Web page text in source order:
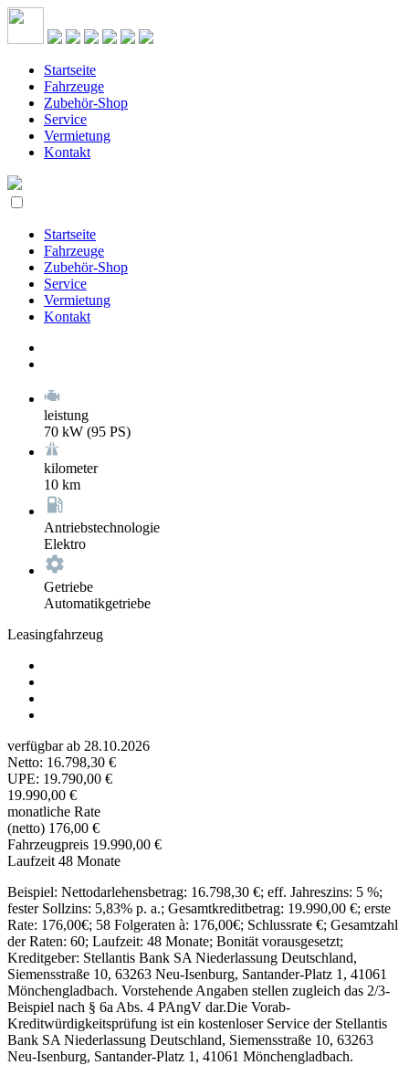
Startseite
Fahrzeuge
Zubehör-Shop
Service
Vermietung
Kontakt
Startseite
Fahrzeuge
Zubehör-Shop
Service
Vermietung
Kontakt
leistung
70 kW (95 PS)
kilometer
10 km
Antriebstechnologie
Elektro
Getriebe
Automatikgetriebe
Leasingfahrzeug
verfügbar ab 28.10.2026
Netto: 16.798,30 €
UPE: 19.790,00 €
19.990,00 €
monatliche Rate
(netto) 176,00 €
Fahrzeugpreis 19.990,00 €
Laufzeit 48 Monate
Beispiel: Nettodarlehensbetrag: 16.798,30 €; eff. Jahreszins: 5 %;
fester Sollzins: 5,83% p. a.; Gesamtkreditbetrag: 19.990,00 €; erste
Rate: 176,00€; 58 Folgeraten à: 176,00€; Schlussrate €; Gesamtzahl
der Raten: 60; Laufzeit: 48 Monate; Bonität vorausgesetzt;
Kreditgeber: Stellantis Bank SA Niederlassung Deutschland,
Siemensstraße 10, 63263 Neu-Isenburg, Santander-Platz 1, 41061
Mönchengladbach. Vorstehende Angaben stellen zugleich das 2/3-
Beispiel nach § 6a Abs. 4 PAngV dar.Die Vorab-
Kreditwürdigkeitsprüfung ist ein kostenloser Service der Stellantis
Bank SA Niederlassung Deutschland, Siemensstraße 10, 63263
Neu-Isenburg, Santander-Platz 1, 41061 Mönchengladbach.